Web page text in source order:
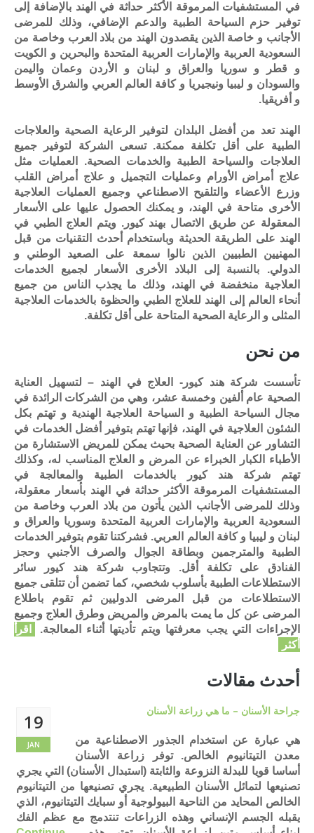
في المستشفيات المرموقة الأكثر حداثة في الهند بالإضافة إلى
توفير حزم السياحة الطبية والدعم الإضافي، وذلك للمرضى
الأجانب و خاصة الذين يقصدون الهند من بلاد العرب وخاصة من
السعودية العربية والإمارات العربية المتحدة والبحرين و الكويت
و قطر و سوريا والعراق و لبنان و الأردن وعمان واليمن
والسودان و ليبيا ونيجيريا و كافة العالم العربي والشرق الأوسط
و أفريقيا.
الهند تعد من أفضل البلدان لتوفير الرعاية الصحية والعلاجات
الطبية على أقل تكلفة ممكنة. تسعى الشركة لتوفير جميع
العلاجات والسياحة الطبية والخدمات الصحية. العمليات مثل
علاج أمراض الأورام وعمليات التجميل و علاج أمراض القلب
وزرع الأعضاء والتلقيح الاصطناعي وجميع العمليات العلاجية
الأخرى متاحة في الهند، و يمكنك الحصول عليها على الأسعار
المعقولة عن طريق الاتصال بهند كيور. ويتم العلاج الطبي في
الهند على الطريقة الحديثة وباستخدام أحدث التقنيات من قبل
المهنيين الطبيين الذين نالوا سمعة على الصعيد الوطني و
الدولي. بالنسبة إلى البلاد الأخرى الأسعار لجميع الخدمات
العلاجية منخفضة في الهند، وذلك ما يجذب الناس من جميع
أنحاء العالم إلى الهند للعلاج الطبي والحظوة بالخدمات العلاجية
المثلى و الرعاية الصحية المتاحة على أقل تكلفة.
من نحن
تأسست شركة هند كيور- العلاج في الهند – لتسهيل العناية
الصحية عام ألفين وخمسة عشر، وهي من الشركات الرائدة في
مجال السياحة الطبية و السياحة العلاجية الهندية و تهتم بكل
الشئون العلاجية في الهند، فإنها تهتم بتوفير أفضل الخدمات في
التشاور عن العناية الصحية بحيث يمكن للمريض الاستشارة من
الأطباء الكبار الخبراء عن المرض و العلاج المناسب له، وكذلك
تهتم شركة هند كيور بالخدمات الطبية والمعالجة في
المستشفيات المرموقة الأكثر حداثة في الهند بأسعار معقولة،
وذلك للمرضى الأجانب الذين يأتون من بلاد العرب وخاصة من
السعودية العربية والإمارات العربية المتحدة وسوريا والعراق و
لبنان و ليبيا و كافة العالم العربي. فشركتنا تقوم بتوفير الخدمات
الطبية والمترجمين وبطاقة الجوال والصرف الأجنبي وحجز
الفنادق على تكلفة أقل. وتتجاوب شركة هند كيور سائر
الاستطلاعات الطبية بأسلوب شخصي، كما تضمن أن تتلقى جميع
الاستطلاعات من قبل المرضى الدوليين ثم تقوم باطلاع
المرضى عن كل ما يمت بالمرض والمريض وطرق العلاج وجميع
الإجراءات التي يجب معرفتها ويتم تأديتها أثناء المعالجة.
اقرأ
أكثر
أحدث مقالات
19
JAN
جراحة الأسنان – ما هي زراعة الأسنان
هي عبارة عن استخدام الجذور الاصطناعية من
معدن التيتانيوم الخالص. توفر زراعة الأسنان
أساسا قويا للبدلة النزوعة والثابتة (استبدال الأسنان) التي يجري
تصنيعها لتمائل الأسنان الطبيعية. يجري تصنيعها من التيتانيوم
الخالص المحايد من الناحية البيولوجية أو سبايك التيتانيوم، الذي
يقبله الجسم الإنساني وهذه الزراعات تنتدمج مع عظم الفك